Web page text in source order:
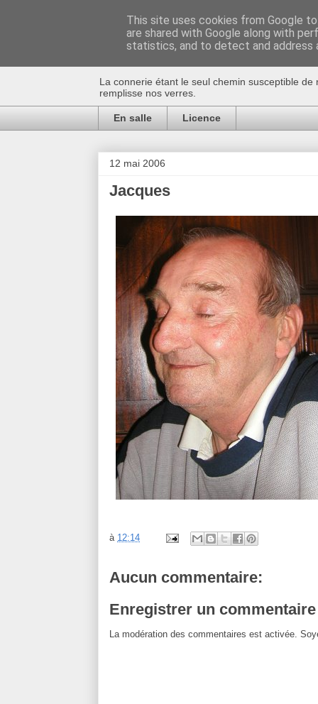
Au bistro !
La connerie étant le seul chemin susceptible
remplisse nos verres.
En salle Licence
12 mai 2006
Jacques
à 12:14
Aucun commentaire:
Enregistrer un commentaire
La modération des commentaires est activée.
This site uses cookies from Google
are shared with Google along with
statistics, and to detect and address